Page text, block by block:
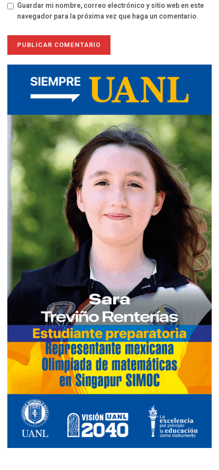
Guardar mi nombre, correo electrónico y sitio web en este
navegador para la próxima vez que haga un comentario.